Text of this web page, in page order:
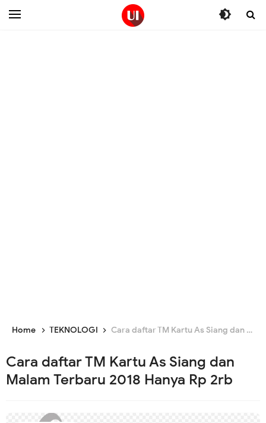
Home TEKNOLOGI Cara daftar TM Kartu As Siang dan Malam Terbaru 2018 Hanya Rp 2rb
Cara daftar TM Kartu As Siang dan
Malam Terbaru 2018 Hanya Rp 2rb